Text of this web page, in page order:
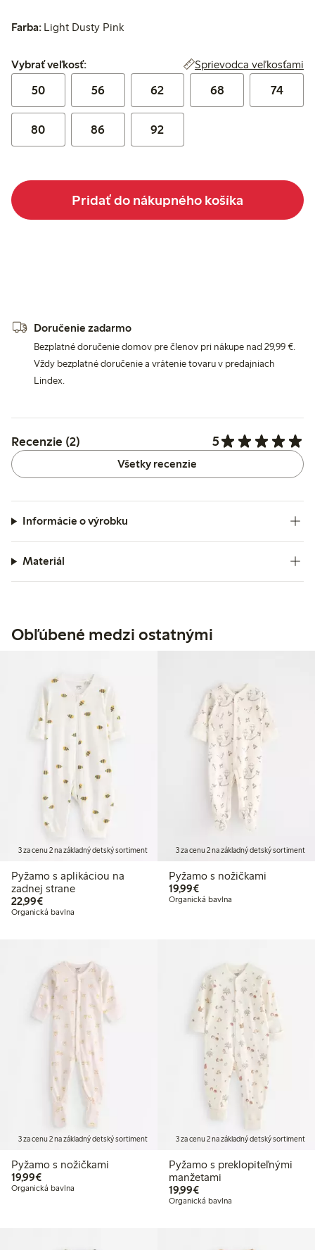
Farba: Light Dusty Pink
Vybrať veľkosť:
Vybrať veľkosť: Sprievodca veľkosťami
50 56 62 68 74
80 86 92
Pridať do nákupného košíka
Doručenie zadarmo
Bezplatné doručenie domov pre členov pri nákupe nad 29,99 €.
Vždy bezplatné doručenie a vrátenie tovaru v predajniach
Lindex.
Recenzie (2) 5
Všetky recenzie
Informácie o výrobku
Materiál
Obľúbené medzi ostatnými
3 za cenu 2 na základný detský sortiment
Pyžamo s aplikáciou na
zadnej strane
22,99€22,99 €
Organická bavlna
3 za cenu 2 na základný detský sortiment
Pyžamo s nožičkami
19,99€19,99 €
Organická bavlna
3 za cenu 2 na základný detský sortiment
Pyžamo s nožičkami
19,99€19,99 €
Organická bavlna
3 za cenu 2 na základný detský sortiment
Pyžamo s preklopiteľnými
manžetami
19,99€19,99 €
Organická bavlna